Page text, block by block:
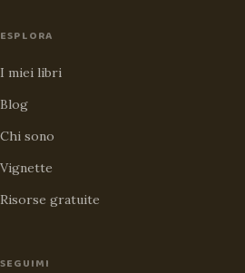
ESPLORA
I miei libri
Blog
Chi sono
Vignette
Risorse gratuite
SEGUIMI